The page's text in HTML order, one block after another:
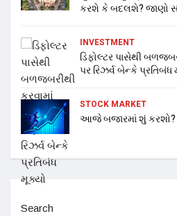
કરશે કે બદલશે? જાણો
INVESTMENT
ડિફોલ્ટર પાસેથી
પર રિઝર્વ બેન્કે પ્રતિબંધ
STOCK MARKET
આજે બજારમાં શું કરશો?
Search